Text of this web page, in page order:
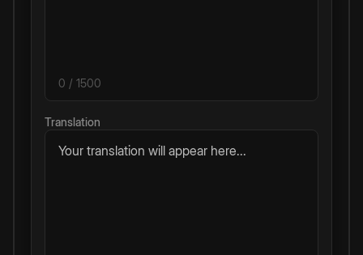
0 / 1500
Translation
Your translation will appear here...